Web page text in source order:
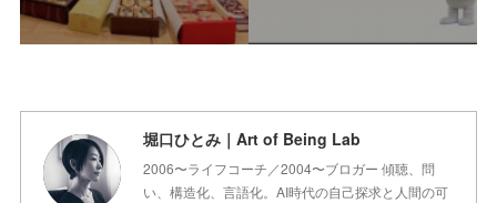
堀口ひとみ｜Art of Being Lab
2006〜ライフコーチ／2004〜ブロガー 傾聴、問
い、構造化、言語化。AI時代の自己探求と人間の可